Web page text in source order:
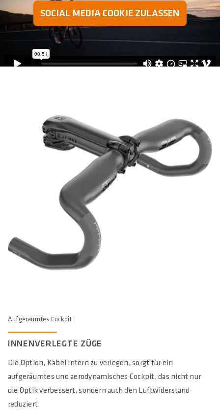
SOCIAL MEDIA COOKIE ZULASSEN
Aufgeräumtes Cockpit
INNENVERLEGTE ZÜGE
Die Option, Kabel intern zu verlegen, sorgt für ein
aufgeräumtes und aerodynamisches Cockpit, das nicht nur
die Optik verbessert, sondern auch den Luftwiderstand
reduziert.